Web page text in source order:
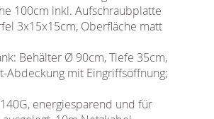
100cm inkl. Aufschraubplatte
3x15x15cm, Oberfläche matt
Behälter Ø 90cm, Tiefe 35cm,
Abdeckung mit Eingriffsöffnung;
energiesparend und für